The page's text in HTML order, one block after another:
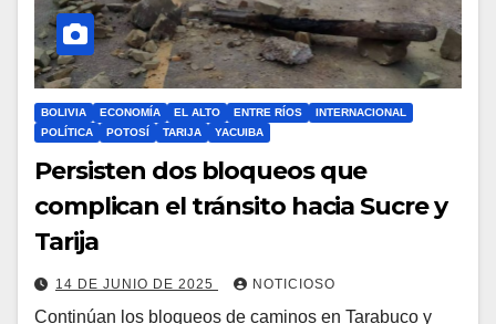
BOLIVIA ECONOMÍA EL ALTO ENTRE RÍOS
INTERNACIONAL
POLÍTICA
POTOSÍ TARIJA YACUIBA
Persisten dos bloqueos que
complican el tránsito hacia Sucre y
Tarija
14 DE JUNIO DE 2025 NOTICIOSO
Continúan los bloqueos de caminos en Tarabuco y